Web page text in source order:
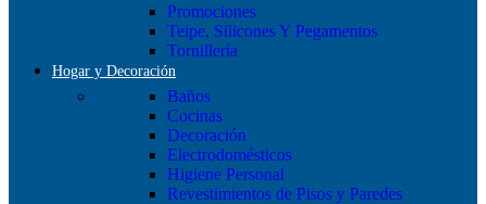
Promociones
Teipe, Silicones Y Pegamentos
Tornillería
Hogar y Decoración
Baños
Cocinas
Decoración
Electrodomésticos
Higiene Personal
Revestimientos de Pisos y Paredes